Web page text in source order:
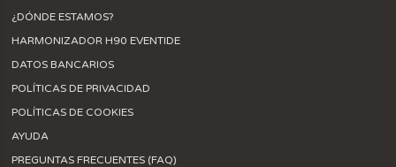
¿DÓNDE ESTAMOS?
HARMONIZADOR H90 EVENTIDE
DATOS BANCARIOS
POLÍTICAS DE PRIVACIDAD
POLÍTICAS DE COOKIES
AYUDA
PREGUNTAS FRECUENTES (FAQ)